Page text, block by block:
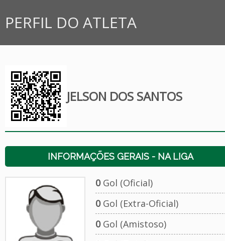
PERFIL DO ATLETA
JELSON DOS SANTOS
INFORMAÇÕES GERAIS - NA LIGA
0Gol (Oficial)
0Gol (Extra-Oficial)
0Gol (Amistoso)